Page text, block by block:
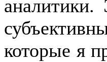
которые я